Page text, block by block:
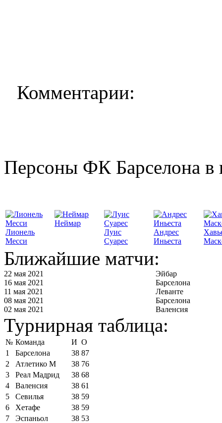
Комментарии:
Персоны ФК Барселона в
Лионель
Месси
Неймар
Луис
Суарес
Андрес
Иньеста
Ближайшие матчи:
22 мая 2021
Эйбар
16 мая 2021
Барселона
11 мая 2021
Леванте
08 мая 2021
Барселона
02 мая 2021
Валенсия
Турнирная таблица:
№ Команда И О
1
Барселона 38 87
2
Атлетико М 38 76
3
Реал Мадрид 38 68
4
Валенсия 38 61
5
Севилья 38 59
6
Хетафе 38 59
7
Эспаньол 38 53